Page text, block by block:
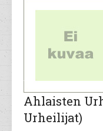
Ahlaisten
Urheilijat)